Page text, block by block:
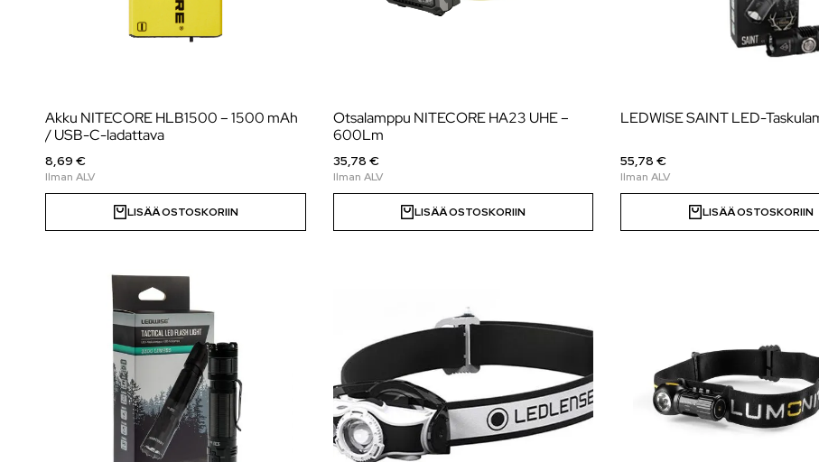
Akku NITECORE HLB1500 – 1500 mAh
/ USB-C-ladattava
8,69 €
LISÄÄ OSTOSKORIIN
Otsalamppu NITECORE HA23 UHE –
600Lm
35,78 €
LISÄÄ OSTOSKORIIN
LEDWISE SAINT LED-
55,78 €
LISÄÄ OSTOSKORIIN